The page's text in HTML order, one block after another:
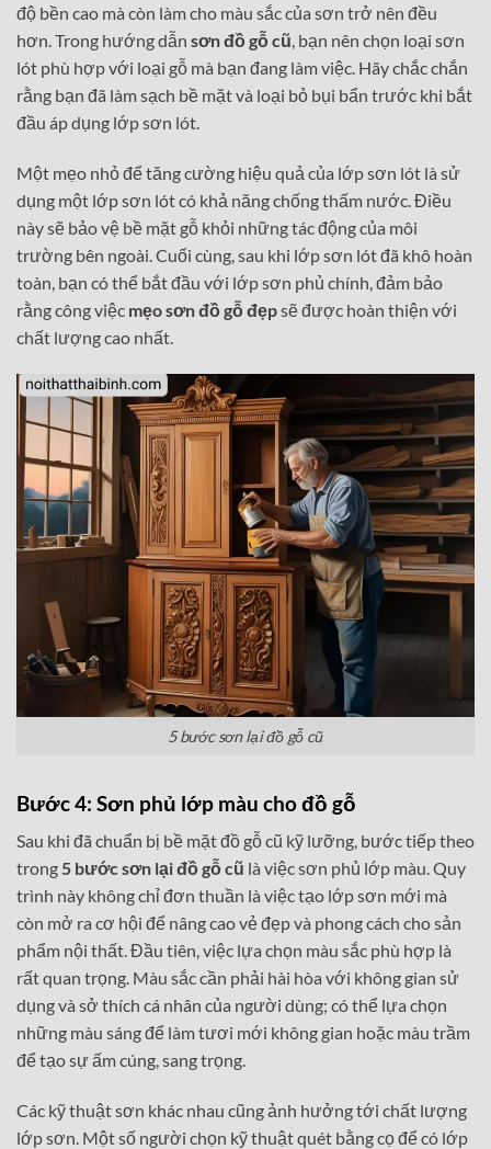
độ bền cao mà còn làm cho màu sắc của sơn trở nên đều
hơn. Trong hướng dẫn sơn đồ gỗ cũ, bạn nên chọn loại sơn
lót phù hợp với loại gỗ mà bạn đang làm việc. Hãy chắc chắn
rằng bạn đã làm sạch bề mặt và loại bỏ bụi bẩn trước khi bắt
đầu áp dụng lớp sơn lót.
Một mẹo nhỏ để tăng cường hiệu quả của lớp sơn lót là sử
dụng một lớp sơn lót có khả năng chống thấm nước. Điều
này sẽ bảo vệ bề mặt gỗ khỏi những tác động của môi
trường bên ngoài. Cuối cùng, sau khi lớp sơn lót đã khô hoàn
toàn, bạn có thể bắt đầu với lớp sơn phủ chính, đảm bảo
rằng công việc mẹo sơn đồ gỗ đẹpsẽ được hoàn thiện với
chất lượng cao nhất.
5 bước sơn lại đồ gỗ cũ
Bước 4: Sơn phủ lớp màu cho đồ gỗ
Sau khi đã chuẩn bị bề mặt đồ gỗ cũ kỹ lưỡng, bước tiếp theo
trong5 bước sơn lại đồ gỗ cũ là việc sơn phủ lớp màu. Quy
trình này không chỉ đơn thuần là việc tạo lớp sơn mới mà
còn mở ra cơ hội để nâng cao vẻ đẹp và phong cách cho sản
phẩm nội thất. Đầu tiên, việc lựa chọn màu sắc phù hợp là
rất quan trọng. Màu sắc cần phải hài hòa với không gian sử
dụng và sở thích cá nhân của người dùng; có thể lựa chọn
những màu sáng để làm tươi mới không gian hoặc màu trầm
để tạo sự ấm cúng, sang trọng.
Các kỹ thuật sơn khác nhau cũng ảnh hưởng tới chất lượng
lớp sơn. Một số người chọn kỹ thuật quét bằng cọ để có lớp